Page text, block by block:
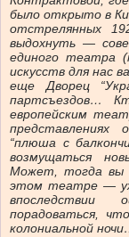
было открыто в
отстрелянных
выдохнуть —
единого театра
искусств для нас
еще Дворец
партсъездов…
европейским
“плюша с
возмущаться
Может, тогда вы
этом театре —
порадоваться,
колониальной